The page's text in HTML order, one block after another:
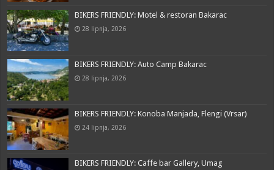
BIKERS FRIENDLY: Motel & restoran Bakarac
28 lipnja, 2026
BIKERS FRIENDLY: Auto Camp Bakarac
28 lipnja, 2026
BIKERS FRIENDLY: Konoba Manjada, Flengi (Vrsar)
24 lipnja, 2026
BIKERS FRIENDLY: Caffe bar Gallery, Umag